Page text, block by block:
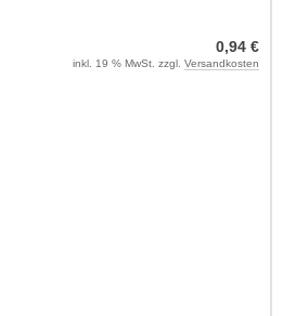
0,94 €
inkl. 19 % MwSt. zzgl. Versandkosten